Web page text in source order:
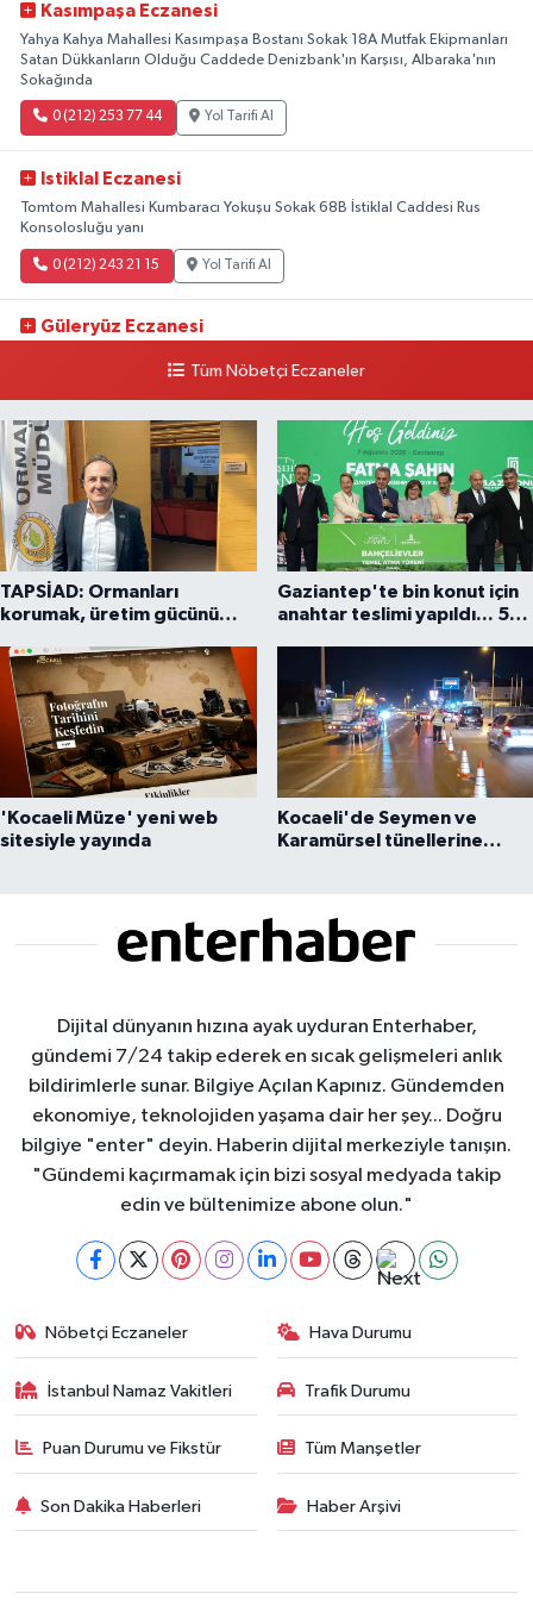
Kasımpaşa Eczanesi
Yahya Kahya Mahallesi Kasımpaşa Bostanı Sokak 18A Mutfak Ekipmanları
Satan Dükkanların Olduğu Caddede Denizbank'ın Karşısı, Albaraka'nın
Sokağında
0 (212) 253 77 44 Yol Tarifi Al
Istiklal Eczanesi
Tomtom Mahallesi Kumbaracı Yokuşu Sokak 68B İstiklal Caddesi Rus
Konsolosluğu yanı
0 (212) 243 21 15 Yol Tarifi Al
Güleryüz Eczanesi
kalaycıbahçe Meydana DoğruTüm Nöbetçi Eczaneler
TAPSİAD: Ormanları
korumak, üretim gücünü
Gaziantep'te bin konut için
anahtar teslimi yapıldı... 5
'Kocaeli Müze' yeni web
sitesiyle yayında
Kocaeli'de Seymen ve
Karamürsel tünellerine
Dijital dünyanın hızına ayak uyduran Enterhaber,
gündemi 7/24 takip ederek en sıcak gelişmeleri anlık
bildirimlerle sunar. Bilgiye Açılan Kapınız. Gündemden
ekonomiye, teknolojiden yaşama dair her şey... Doğru
bilgiye "enter" deyin. Haberin dijital merkeziyle tanışın.
"Gündemi kaçırmamak için bizi sosyal medyada takip
edin ve bültenimize abone olun."
Nöbetçi Eczaneler Hava Durumu
İstanbul Namaz Vakitleri Trafik Durumu
Puan Durumu ve Fikstür Tüm Manşetler
Son Dakika Haberleri Haber Arşivi